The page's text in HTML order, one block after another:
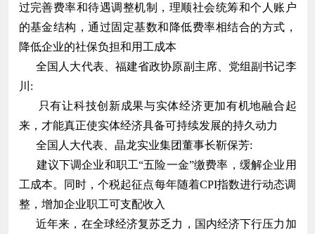
过完善费率和待遇调整机制，理顺社会统筹和个人账户
的基金结构，通过固定基数和降低费率相结合的方式，
降低企业的社保负担和用工成本
全国人大代表、福建省政协原副主席、党组副书记李
川:
只有让科技创新成果与实体经济更加有机地融合起
来，才能真正使实体经济具备可持续发展的持久动力
全国人大代表、晶龙实业集团董事长靳保芳:
建议下调企业和职工“五险一金”缴费率，缓解企业用
工成本。同时，个税起征点每年随着CPI指数进行动态调
整，增加企业职工可支配收入
近年来，在全球经济复苏乏力，国内经济下行压力加